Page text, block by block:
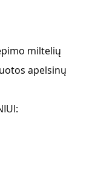
miltelių
apelsinų